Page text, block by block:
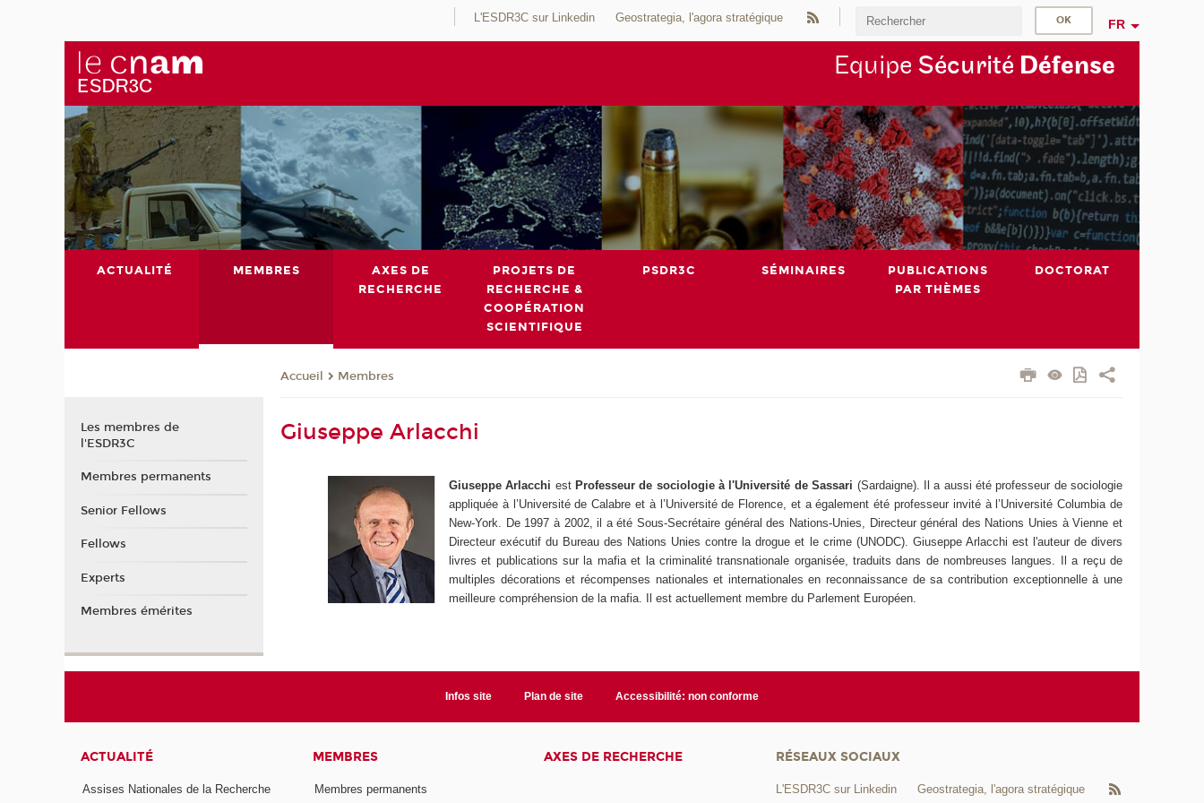
L'ESDR3C sur Linkedin Geostrategia, l'agora stratégique FR
Equipe Sécurité Défense
ACTUALITÉ MEMBRES
AXES DE
RECHERCHE
PROJETS DE
RECHERCHE &
COOPÉRATION
SCIENTIFIQUE
PSDR3C SÉMINAIRES
PUBLICATIONS
PAR THÈMES
DOCTORAT
Accueil Membres
Giuseppe Arlacchi
Giuseppe Arlacchi est Professeur de sociologie à l'Université de Sassari (Sardaigne). Il a aussi été professeur de sociologie
appliquée à l’Université de Calabre et à l’Université de Florence, et a également été professeur invité à l’Université Columbia de
New-York. De 1997 à 2002, il a été Sous-Secrétaire général des Nations-Unies, Directeur général des Nations Unies à Vienne et
Directeur exécutif du Bureau des Nations Unies contre la drogue et le crime (UNODC). Giuseppe Arlacchi est l'auteur de divers
livres et publications sur la mafia et la criminalité transnationale organisée, traduits dans de nombreuses langues. Il a reçu de
multiples décorations et récompenses nationales et internationales en reconnaissance de sa contribution exceptionnelle à une
meilleure compréhension de la mafia. Il est actuellement membre du Parlement Européen.
Les membres de
l'ESDR3C
Membres permanents
Senior Fellows
Fellows
Experts
Membres émérites
Infos site Plan de site Accessibilité: non conforme
ACTUALITÉ
Assises Nationales de la Recherche
MEMBRES
Membres permanents
AXES DE RECHERCHE RÉSEAUX SOCIAUX
L'ESDR3C sur Linkedin Geostrategia, l'agora stratégique